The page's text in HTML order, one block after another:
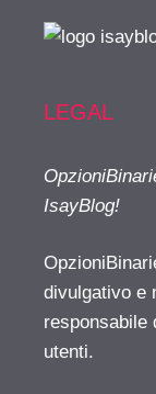
LEGAL
IsayBlog!
divulgativo e
responsabile
utenti.